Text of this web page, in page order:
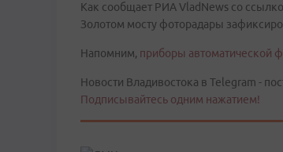
Как сообщает РИА VladNews со
Золотом мосту фоторадары
Напомним, приборы автоматической
Новости Владивостока в Telegram -
Подписывайтесь одним нажатием!